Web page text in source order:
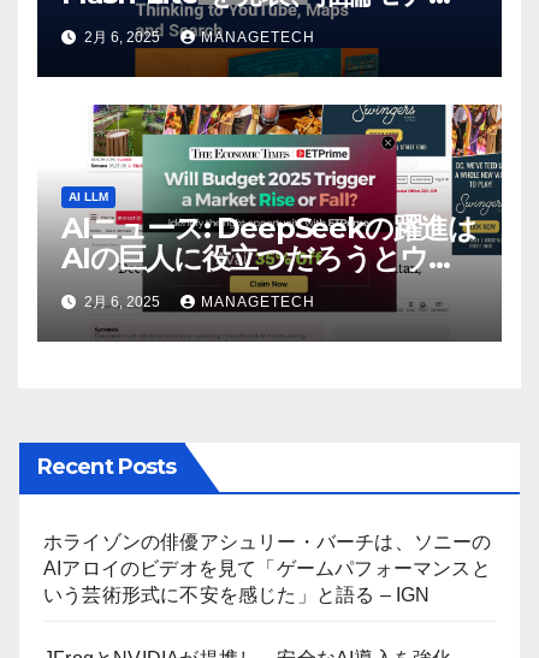
Flash Thinking を YouTube、
マップ、検索に接続 |
VentureBeat
2月 6, 2025 MANAGETECH
AI LLM
AIニュース: DeepSeekの躍進は
AIの巨人に役立つだろうとウォ
ール街のアナリストが語る –
The Economic Times
2月 6, 2025 MANAGETECH
Recent Posts
ホライゾンの俳優アシュリー・バーチは、ソニーの
AIアロイのビデオを見て「ゲームパフォーマンスと
いう芸術形式に不安を感じた」と語る – IGN